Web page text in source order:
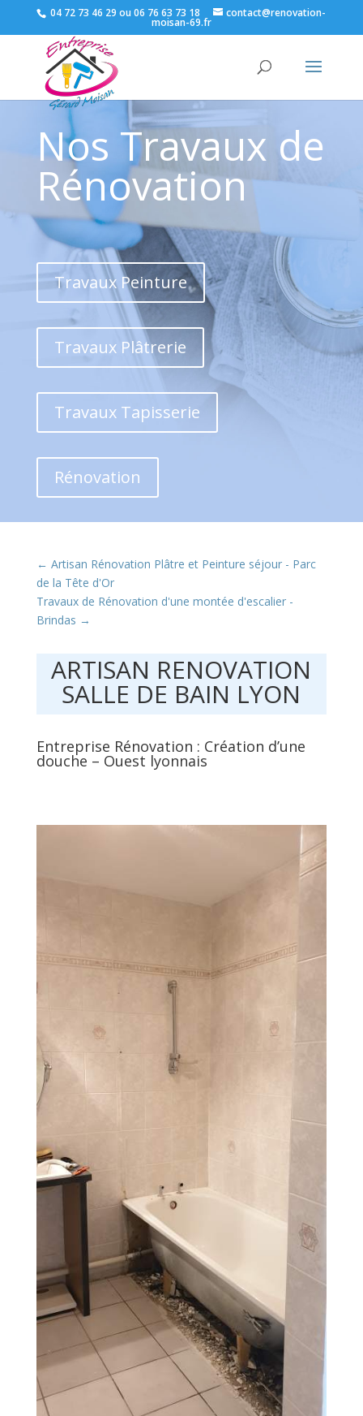
04 72 73 46 29 ou 06 76 63 73 18 contact@renovation-
moisan-69.fr
Nos Travaux de
Rénovation
Travaux Peinture
Travaux Plâtrerie
Travaux Tapisserie
Rénovation
← Artisan Rénovation Plâtre et Peinture séjour - Parc
de la Tête d'Or
Travaux de Rénovation d'une montée d'escalier -
Brindas →
ARTISAN RENOVATION
SALLE DE BAIN LYON
Entreprise Rénovation : Création d’une
douche – Ouest lyonnais